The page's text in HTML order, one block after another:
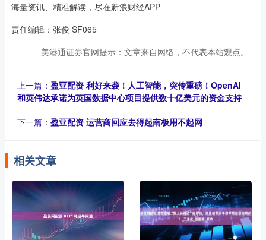
海量资讯、精准解读，尽在新浪财经APP
责任编辑：张俊 SF065
美港通证券官网提示：文章来自网络，不代表本站观点。
上一篇： 盈亚配资 利好来袭！人工智能，突传重磅！OpenAI
和英伟达承诺为英国数据中心项目提供数十亿美元的资金支持
下一篇： 盈亚配资 运营商回应去得起南极用不起网
相关文章